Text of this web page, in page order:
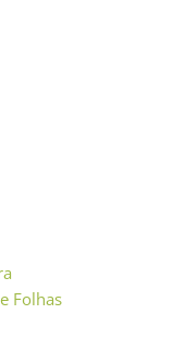
Folhas